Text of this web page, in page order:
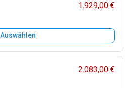
1.929,00 €
Auswählen
2.083,00 €